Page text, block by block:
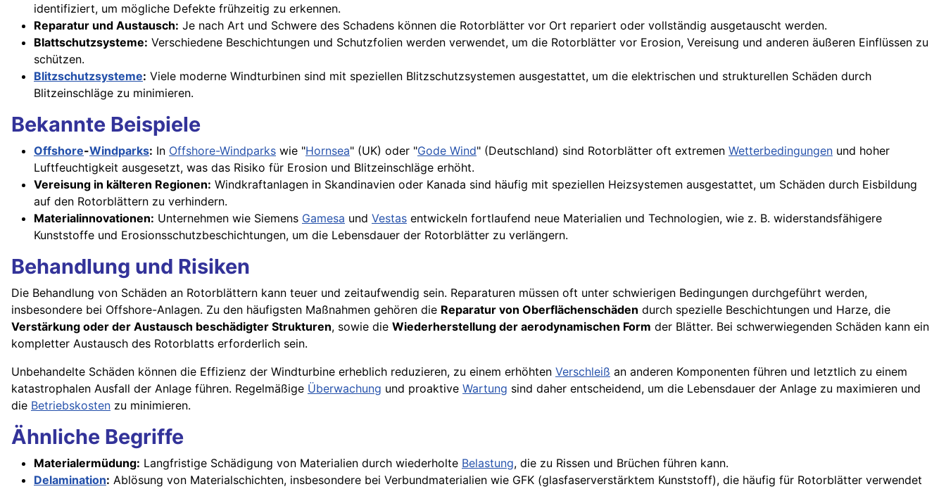
identifiziert, um mögliche Defekte frühzeitig zu erkennen.
Reparatur und Austausch: Je nach Art und Schwere des Schadens können die Rotorblätter vor Ort repariert oder vollständig ausgetauscht werden.
Blattschutzsysteme: Verschiedene Beschichtungen und Schutzfolien werden verwendet, um die Rotorblätter vor Erosion, Vereisung und anderen äußeren Einflüssen zu
schützen.
Blitzschutzsysteme: Viele moderne Windturbinen sind mit speziellen Blitzschutzsystemen ausgestattet, um die elektrischen und strukturellen Schäden durch
Blitzeinschläge zu minimieren.
Bekannte Beispiele
Offshore-Windparks: In Offshore-Windparks wie "Hornsea" (UK) oder "Gode Wind" (Deutschland) sind Rotorblätter oft extremen Wetterbedingungen und hoher
Luftfeuchtigkeit ausgesetzt, was das Risiko für Erosion und Blitzeinschläge erhöht.
Vereisung in kälteren Regionen: Windkraftanlagen in Skandinavien oder Kanada sind häufig mit speziellen Heizsystemen ausgestattet, um Schäden durch Eisbildung
auf den Rotorblättern zu verhindern.
Materialinnovationen: Unternehmen wie Siemens Gamesa und Vestas entwickeln fortlaufend neue Materialien und Technologien, wie z. B. widerstandsfähigere
Kunststoffe und Erosionsschutzbeschichtungen, um die Lebensdauer der Rotorblätter zu verlängern.
Behandlung und Risiken
Die Behandlung von Schäden an Rotorblättern kann teuer und zeitaufwendig sein. Reparaturen müssen oft unter schwierigen Bedingungen durchgeführt werden,
insbesondere bei Offshore-Anlagen. Zu den häufigsten Maßnahmen gehören die Reparatur von Oberflächenschäden durch spezielle Beschichtungen und Harze, die
Verstärkung oder der Austausch beschädigter Strukturen, sowie die Wiederherstellung der aerodynamischen Form der Blätter. Bei schwerwiegenden Schäden kann ein
kompletter Austausch des Rotorblatts erforderlich sein.
Unbehandelte Schäden können die Effizienz der Windturbine erheblich reduzieren, zu einem erhöhten Verschleiß an anderen Komponenten führen und letztlich zu einem
katastrophalen Ausfall der Anlage führen. Regelmäßige Überwachung und proaktive Wartung sind daher entscheidend, um die Lebensdauer der Anlage zu maximieren und
die Betriebskosten zu minimieren.
Ähnliche Begriffe
Materialermüdung: Langfristige Schädigung von Materialien durch wiederholte Belastung, die zu Rissen und Brüchen führen kann.
Delamination: Ablösung von Materialschichten, insbesondere bei Verbundmaterialien wie GFK (glasfaserverstärktem Kunststoff), die häufig für Rotorblätter verwendet